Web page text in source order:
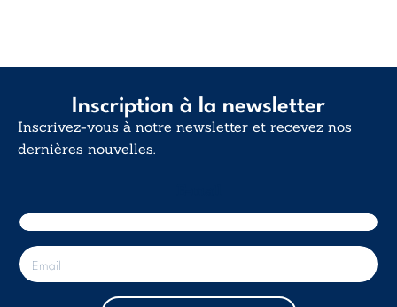
Inscription à la newsletter
Inscrivez-vous à notre newsletter et recevez nos
dernières nouvelles.
E
-
m